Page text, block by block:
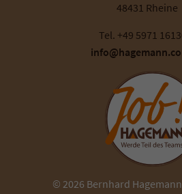
48431 Rheine
Tel. +49 5971
© 2026 Bernhard Hagemann